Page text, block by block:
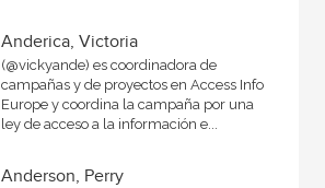
Anderica, Victoria
(@vickyande) es coordinadora de
campañas y de proyectos en Access Info
Europe y coordina la campaña por una
ley de acceso a la información e...
Anderson, Perry